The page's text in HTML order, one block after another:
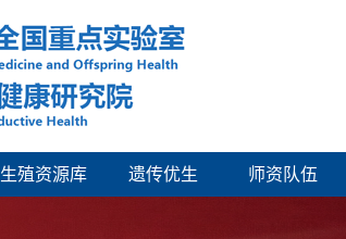
生殖资源库 遗传优生 师资队伍